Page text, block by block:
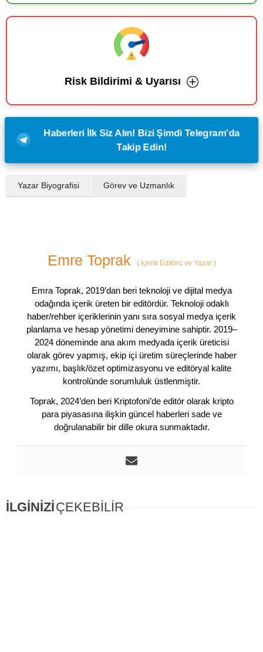
Risk Bildirimi & Uyarısı
Haberleri İlk Siz Alın! Bizi Şimdi Telegram'da
Takip Edin!
Yazar Biyografisi Görev ve Uzmanlık
Emre Toprak (İçerik Editörü ve Yazar )
Emra Toprak, 2019’dan beri teknoloji ve dijital medya
odağında içerik üreten bir editördür. Teknoloji odaklı
haber/rehber içeriklerinin yanı sıra sosyal medya içerik
planlama ve hesap yönetimi deneyimine sahiptir. 2019–
2024 döneminde ana akım medyada içerik üreticisi
olarak görev yapmış, ekip içi üretim süreçlerinde haber
yazımı, başlık/özet optimizasyonu ve editöryal kalite
kontrolünde sorumluluk üstlenmiştir.
Toprak, 2024’den beri Kriptofoni’de editör olarak kripto
para piyasasına ilişkin güncel haberleri sade ve
doğrulanabilir bir dille okura sunmaktadır.
İLGİNİZİÇEKEBİLİR